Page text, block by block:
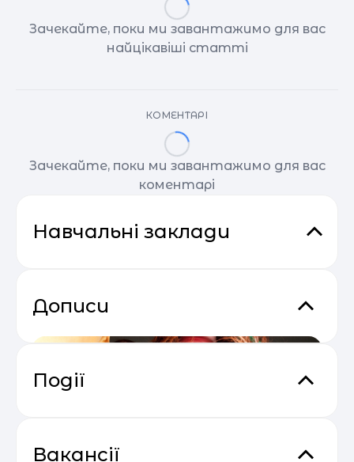
Зачекайте, поки ми завантажимо для вас
найцікавіші статті
КОМЕНТАРІ
Зачекайте, поки ми завантажимо для вас
коментарі
Навчальні заклади
Дописи
Події
— 2026
Вакансії